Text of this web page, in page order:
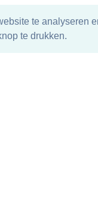
te analyseren
te drukken.